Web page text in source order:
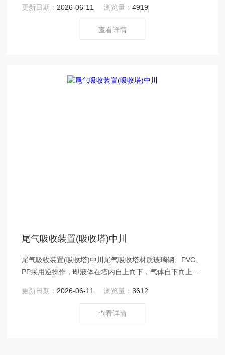
更新日期： 2026-06-11 浏览量：4919
查看详情
尾气吸收装置(吸收塔)中川
尾气吸收装置(吸收塔)中川尾气吸收塔材质玻璃钢、PVC、
PP采用逆操作，即液体在塔内自上而下，气体自下而上通
更新日期： 2026-06-11 浏览量：3612
查看详情